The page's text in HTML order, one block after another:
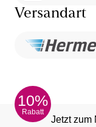
Versandart
10%
Rabatt
Jetzt zum